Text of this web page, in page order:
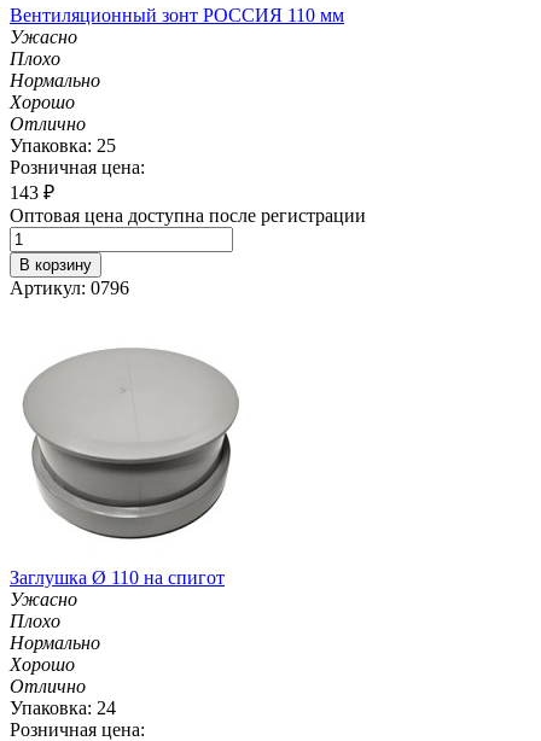
Вентиляционный зонт РОССИЯ 110 мм
Ужасно
Плохо
Нормально
Хорошо
Отлично
Упаковка: 25
Розничная цена:
143 ₽
Оптовая цена доступна после регистрации
В корзину
Артикул: 0796
Заглушка Ø 110 на спигот
Ужасно
Плохо
Нормально
Хорошо
Отлично
Упаковка: 24
Розничная цена: